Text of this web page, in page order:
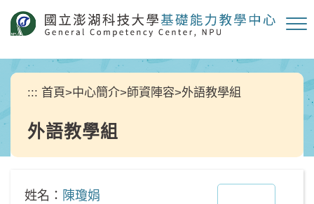
要
區
塊
::: 首頁>中心簡介>師資陣容>外語教學組
外語教學組
姓名： 陳瓊娟